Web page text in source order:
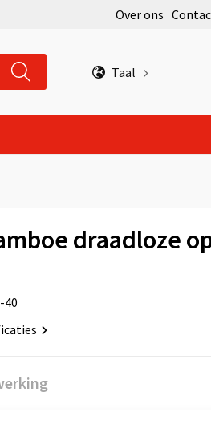
Over ons
Taal
draadloze
40